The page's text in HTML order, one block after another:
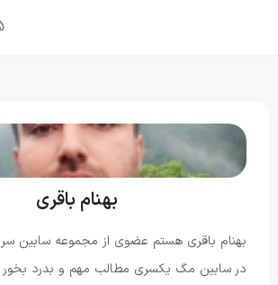
بهنام باقری
بهنام باقری هستم عضوی از مجموعه سابین
در سابین مگ یکسری مطالب مهم و بدرد بخور